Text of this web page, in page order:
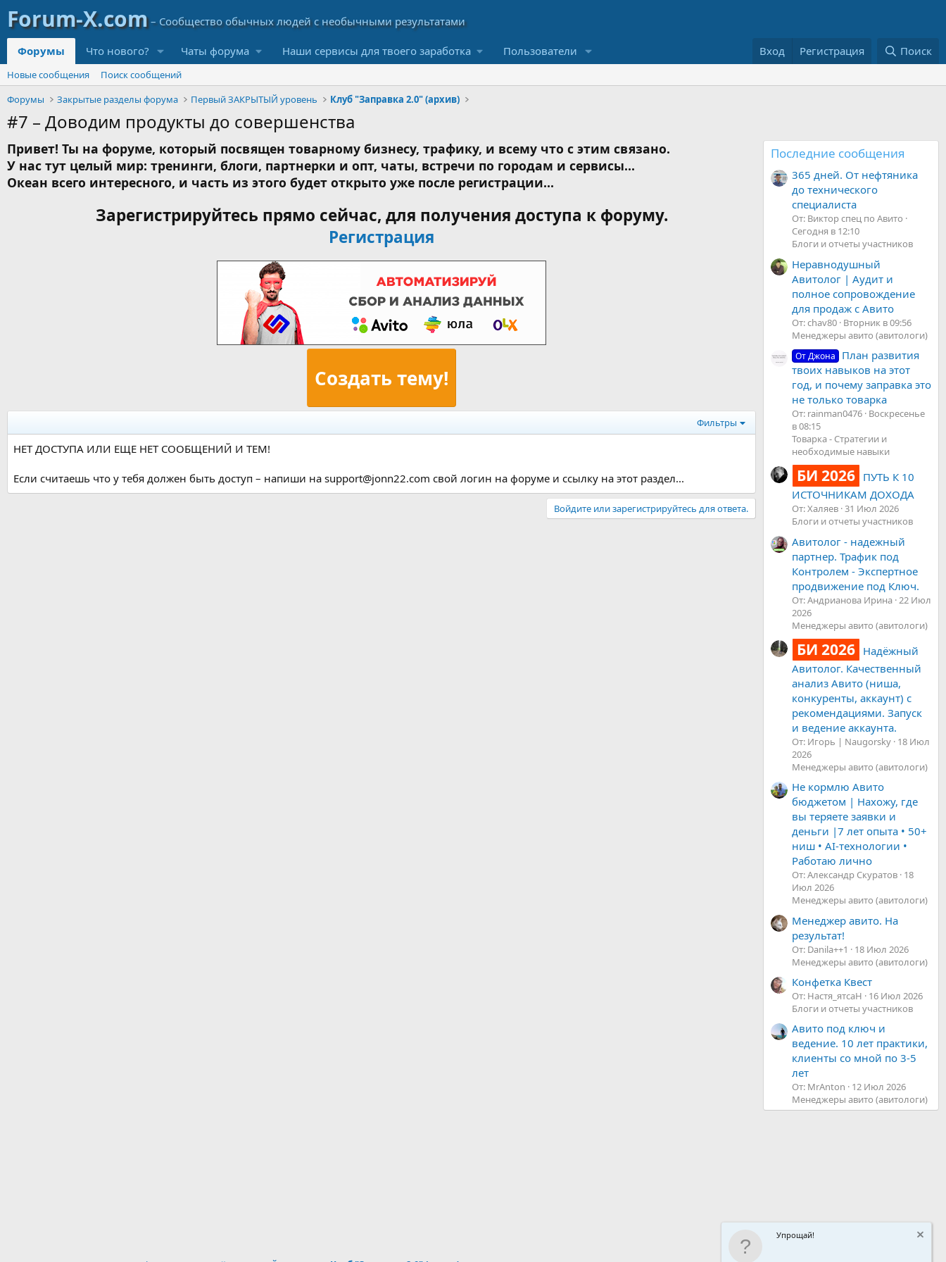
Форумы Что нового? Чаты форума Наши сервисы для твоего заработка Пользователи Вход Регистрация Поиск
Новые сообщения
Поиск сообщений
Форумы
Закрытые разделы форума Первый ЗАКРЫТЫЙ уровень Клуб "Заправка 2.0" (архив)
#7 – Доводим продукты до совершенства
Привет! Ты на форуме, который посвящен товарному бизнесу, трафику, и всему что с этим связано.
У нас тут целый мир: тренинги, блоги, партнерки и опт, чаты, встречи по городам и сервисы...
Океан всего интересного, и часть из этого будет открыто уже после регистрации...
Зарегистрируйтесь прямо сейчас, для получения доступа к форуму.
Регистрация
Создать тему!
Фильтры
НЕТ ДОСТУПА ИЛИ ЕЩЕ НЕТ СООБЩЕНИЙ И ТЕМ!
Если считаешь что у тебя должен быть доступ – напиши на support@jonn22.com свой логин на форуме и ссылку на этот раздел...
Войдите или зарегистрируйтесь для ответа.
Последние сообщения
365 дней. От нефтяника
до технического
специалиста
От: Виктор спец по Авито
Сегодня в 12:10
Блоги и отчеты участников
Неравнодушный
Авитолог | Аудит и
полное сопровождение
для продаж с Авито
От: chav80 Вторник в 09:56
Менеджеры авито (авитологи)
От Джона
План развития
твоих навыков на этот
год, и почему заправка это
не только товарка
От: rainman0476 Воскресенье
в 08:15
Товарка - Стратегии и
необходимые навыки
БИ 2026 ПУТЬ К 10
ИСТОЧНИКАМ ДОХОДА
От: Халяев 31 Июл 2026
Блоги и отчеты участников
Авитолог - надежный
партнер. Трафик под
Контролем - Экспертное
продвижение под Ключ.
От: Андрианова Ирина 22 Июл
2026
Менеджеры авито (авитологи)
БИ 2026 Надёжный
Авитолог. Качественный
анализ Авито (ниша,
конкуренты, аккаунт) с
рекомендациями. Запуск
и ведение аккаунта.
От: Игорь | Naugorsky 18 Июл
2026
Менеджеры авито (авитологи)
Не кормлю Авито
бюджетом | Нахожу, где
вы теряете заявки и
деньги |7 лет опыта • 50+
ниш • AI-технологии •
Работаю лично
От: Александр Скуратов 18
Июл 2026
Менеджеры авито (авитологи)
Менеджер авито. На
результат!
От: Danila++1
18 Июл 2026
Менеджеры авито (авитологи)
Конфетка Квест
От: Настя_ятсаН
16 Июл 2026
Блоги и отчеты участников
Авито под ключ и
ведение. 10 лет практики,
клиенты со мной по 3-5
лет
От: MrAnton
12 Июл 2026
Менеджеры авито (авитологи)
Упрощай!